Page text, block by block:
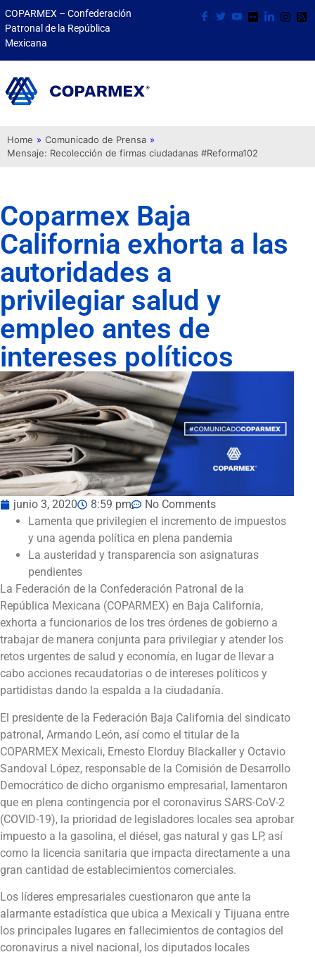
COPARMEX – Confederación
Patronal de la República
Mexicana
Home » Comunicado de Prensa »
Mensaje: Recolección de firmas ciudadanas #Reforma102
Coparmex Baja
California exhorta a las
autoridades a
privilegiar salud y
empleo antes de
intereses políticos
junio 3, 2020 8:59 pm
No Comments
Lamenta que privilegien el incremento de impuestos
y una agenda política en plena pandemia
La austeridad y transparencia son asignaturas
pendientes
La Federación de la Confederación Patronal de la
República Mexicana (COPARMEX) en Baja California,
exhorta a funcionarios de los tres órdenes de gobierno a
trabajar de manera conjunta para privilegiar y atender los
retos urgentes de salud y economía, en lugar de llevar a
cabo acciones recaudatorias o de intereses políticos y
partidistas dando la espalda a la ciudadanía.
El presidente de la Federación Baja California del sindicato
patronal, Armando León, así como el titular de la
COPARMEX Mexicali, Ernesto Elorduy Blackaller y Octavio
Sandoval López, responsable de la Comisión de Desarrollo
Democrático de dicho organismo empresarial, lamentaron
que en plena contingencia por el coronavirus SARS-CoV-2
(COVID-19), la prioridad de legisladores locales sea aprobar
impuesto a la gasolina, el diésel, gas natural y gas LP, así
como la licencia sanitaria que impacta directamente a una
gran cantidad de establecimientos comerciales.
Los líderes empresariales cuestionaron que ante la
alarmante estadística que ubica a Mexicali y Tijuana entre
los principales lugares en fallecimientos de contagios del
coronavirus a nivel nacional, los diputados locales